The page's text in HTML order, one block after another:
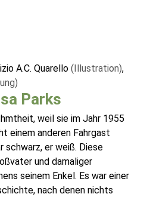
A.C. Quarello (Illustration),
Parks
weil sie im Jahr 1955
einem anderen Fahrgast
schwarz, er weiß. Diese
und damaliger
seinem Enkel. Es war einer
nach denen nichts